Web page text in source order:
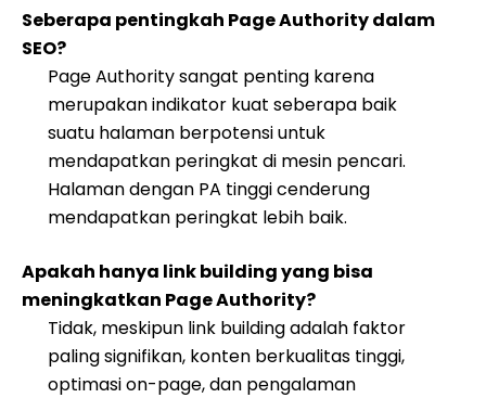
Seberapa pentingkah Page Authority dalam
SEO?
Page Authority sangat penting karena
merupakan indikator kuat seberapa baik
suatu halaman berpotensi untuk
mendapatkan peringkat di mesin pencari.
Halaman dengan PA tinggi cenderung
mendapatkan peringkat lebih baik.
Apakah hanya link building yang bisa
meningkatkan Page Authority?
Tidak, meskipun link building adalah faktor
paling signifikan, konten berkualitas tinggi,
optimasi on-page, dan pengalaman